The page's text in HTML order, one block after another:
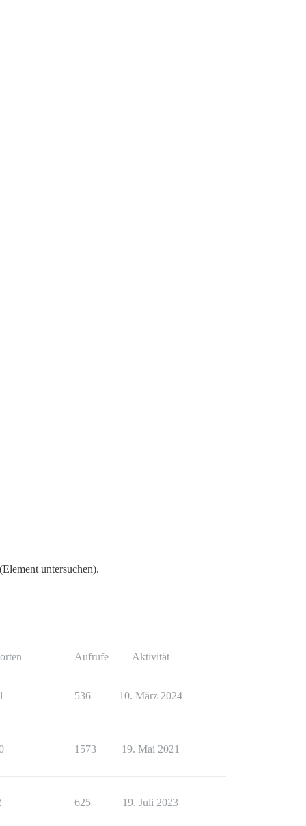
untersuchen).
Aufrufe Aktivität
536 10. März 2024
1573 19. Mai 2021
625 19. Juli 2023